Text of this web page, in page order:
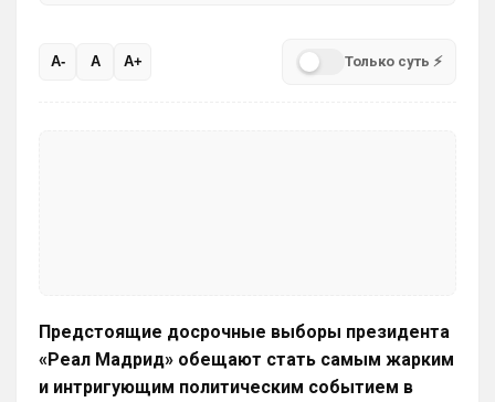
A- A A+ Только суть ⚡
Предстоящие досрочные выборы президента
«Реал Мадрид» обещают стать самым жарким
и интригующим политическим событием в